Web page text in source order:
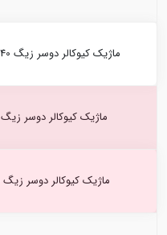
ماژیک کیوکالر دوسر زیگ Slate Gray (847) -140
ماژیک کیوکالر دوسر زیگ Black (900) -140
ماژیک کیوکالر دوسر زیگ Blender (B1) -140